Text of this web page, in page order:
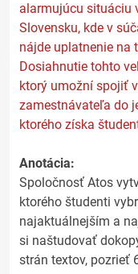
alarmujúcu situáciu
Slovensku, kde v
nájde uplatnenie na
Dosiahnutie tohto
ktorý umožní spojiť
zamestnávateľa do
ktorého získa
Anotácia:
Spoločnosť Atos
ktorého študenti
najaktuálnejším a
si naštudovať
strán textov, pozrieť